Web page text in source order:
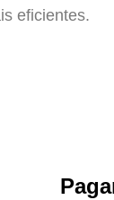
eficientes.